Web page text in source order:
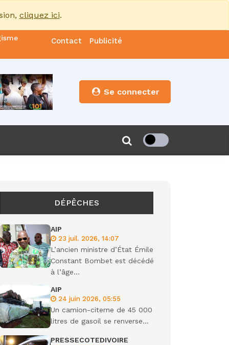
cliquez ici.
85
Contact Publicité
Se connecter
DÉPÊCHES
AIP
23 juil. 2026, 14:07
L’ancien ministre d’État Émile
Constant Bombet est décédé
à l’âge...
AIP
24 juin 2026, 05:55
Un camion-citerne de 45 000
litres de gasoil se renverse...
PRESSECOTEDIVOIRE